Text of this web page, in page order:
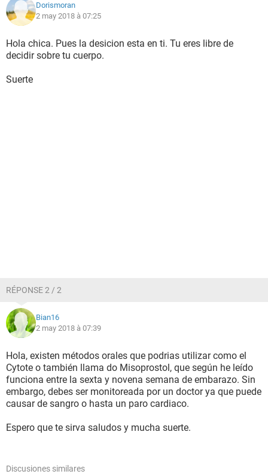
Dorismoran
2 may 2018 à 07:25
Hola chica. Pues la desicion esta en ti. Tu eres libre de
decidir sobre tu cuerpo.
Suerte
RÉPONSE 2 / 2
Bian16
2 may 2018 à 07:39
Hola, existen métodos orales que podrias utilizar como el
Cytote o también llama do Misoprostol, que según he leído
funciona entre la sexta y novena semana de embarazo. Sin
embargo, debes ser monitoreada por un doctor ya que puede
causar de sangro o hasta un paro cardiaco.
Espero que te sirva saludos y mucha suerte.
Discusiones similares